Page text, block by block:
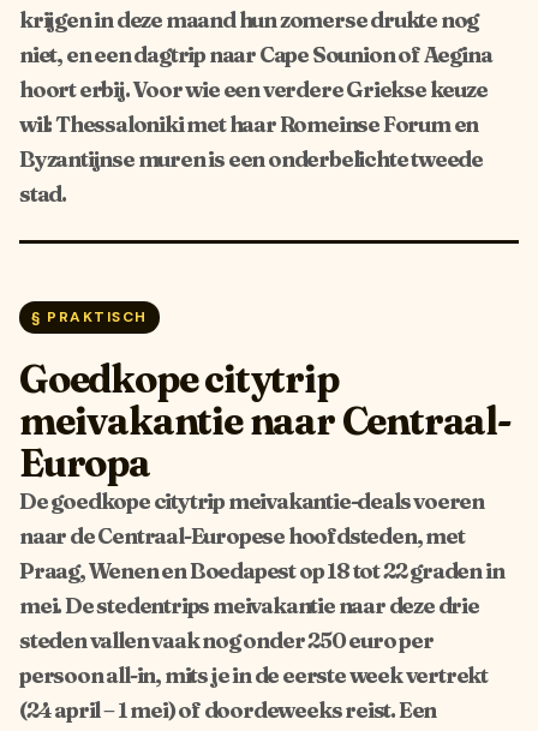
krijgen in deze maand hun zomerse drukte nog
niet, en een dagtrip naar Cape Sounion of Aegina
hoort erbij. Voor wie een verdere Griekse keuze
wil: Thessaloniki met haar Romeinse Forum en
Byzantijnse muren is een onderbelichte tweede
stad.
§ PRAKTISCH
Goedkope citytrip
meivakantie naar Centraal-
Europa
De goedkope citytrip meivakantie-deals voeren
naar de Centraal-Europese hoofdsteden, met
Praag, Wenen en Boedapest op 18 tot 22 graden in
mei. De stedentrips meivakantie naar deze drie
steden vallen vaak nog onder 250 euro per
persoon all-in, mits je in de eerste week vertrekt
(24 april – 1 mei) of doordeweeks reist. Een